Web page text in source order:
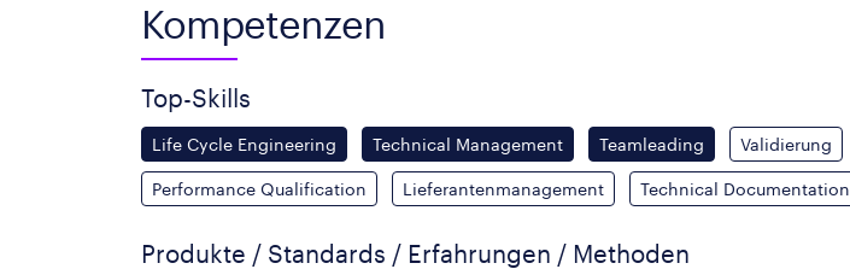
Kompetenzen
Top-Skills
Life Cycle Engineering Technical Management Teamleading Validierung
Performance Qualification Lieferantenmanagement Technical Documentation
Produkte / Standards / Erfahrungen / Methoden